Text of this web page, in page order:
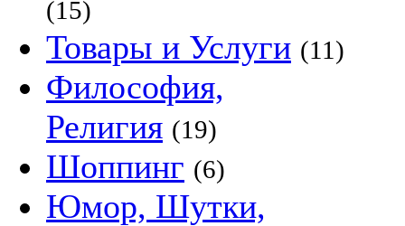
(15)
Товары и Услуги (11)
Философия,
Религия (19)
Шоппинг (6)
Юмор, Шутки,